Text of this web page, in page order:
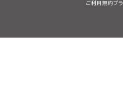
ご利用規約プ